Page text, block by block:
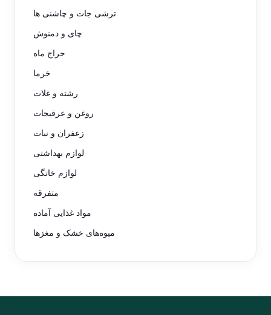
ترشی جات و چاشنی ها
چای و دمنوش
حراج ماه
خرما
رشته و غلات
روغن و عرقیجات
زعفران و نبات
لوازم بهداشتی
لوازم خاتگی
متفرقه
مواد غذایی آماده
میوه‌های خشک و مغزها